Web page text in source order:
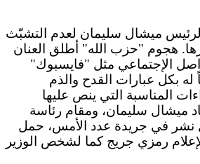
ميشال سليمان لعدم التشبّث
هجوم "حزب الله" أطلق العنان
الإجتماعي مثل "فايسبوك"
بكل عبارات القدح والذم
المناسبة التي ينص عليها
ميشال سليمان، ومقام رئاسة
نشر في جريدة عدد الأمس، حمل
رمزي جريج كما لشخص الوزير